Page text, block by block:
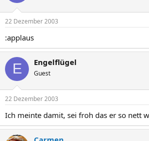
22 Dezember 2003
:applaus
E Engelflügel
Guest
22 Dezember 2003
Ich meinte damit, sei froh das er so nett